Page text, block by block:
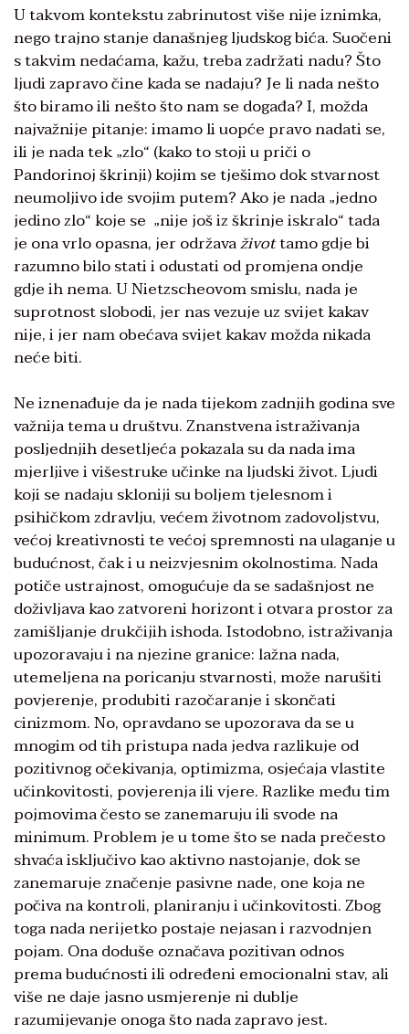
U takvom kontekstu zabrinutost više nije iznimka,
nego trajno stanje današnjeg ljudskog bića. Suočeni
s takvim nedaćama, kažu, treba zadržati nadu? Što
ljudi zapravo čine kada se nadaju? Je li nada nešto
što biramo ili nešto što nam se događa? I, možda
najvažnije pitanje: imamo li uopće pravo nadati se,
ili je nada tek „zlo“ (kako to stoji u priči o
Pandorinoj škrinji) kojim se tješimo dok stvarnost
neumoljivo ide svojim putem? Ako je nada „jedno
jedino zlo“ koje se „nije još iz škrinje iskralo“ tada
je ona vrlo opasna, jer održavaživottamo gdje bi
razumno bilo stati i odustati od promjena ondje
gdje ih nema. U Nietzscheovom smislu, nada je
suprotnost slobodi, jer nas vezuje uz svijet kakav
nije, i jer nam obećava svijet kakav možda nikada
neće biti.
Ne iznenađuje da je nada tijekom zadnjih godina sve
važnija tema u društvu. Znanstvena istraživanja
posljednjih desetljeća pokazala su da nada ima
mjerljive i višestruke učinke na ljudski život. Ljudi
koji se nadaju skloniji su boljem tjelesnom i
psihičkom zdravlju, većem životnom zadovoljstvu,
većoj kreativnosti te većoj spremnosti na ulaganje u
budućnost, čak i u neizvjesnim okolnostima. Nada
potiče ustrajnost, omogućuje da se sadašnjost ne
doživljava kao zatvoreni horizont i otvara prostor za
zamišljanje drukčijih ishoda. Istodobno, istraživanja
upozoravaju i na njezine granice: lažna nada,
utemeljena na poricanju stvarnosti, može narušiti
povjerenje, produbiti razočaranje i skončati
cinizmom. No, opravdano se upozorava da se u
mnogim od tih pristupa nada jedva razlikuje od
pozitivnog očekivanja, optimizma, osjećaja vlastite
učinkovitosti, povjerenja ili vjere. Razlike među tim
pojmovima često se zanemaruju ili svode na
minimum. Problem je u tome što se nada prečesto
shvaća isključivo kao aktivno nastojanje, dok se
zanemaruje značenje pasivne nade, one koja ne
počiva na kontroli, planiranju i učinkovitosti. Zbog
toga nada nerijetko postaje nejasan i razvodnjen
pojam. Ona doduše označava pozitivan odnos
prema budućnosti ili određeni emocionalni stav, ali
više ne daje jasno usmjerenje ni dublje
razumijevanje onoga što nada zapravo jest.